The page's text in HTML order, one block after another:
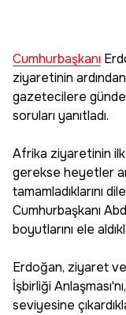
Cumhurbaşkanı
ziyaretinin
gazetecilere
soruları yanıtladı.
Afrika ziyaretinin
gerekse heyetler
tamamladıklarını
Cumhurbaşkanı
boyutlarını ele
Erdoğan, ziyaret
İşbirliği
seviyesine